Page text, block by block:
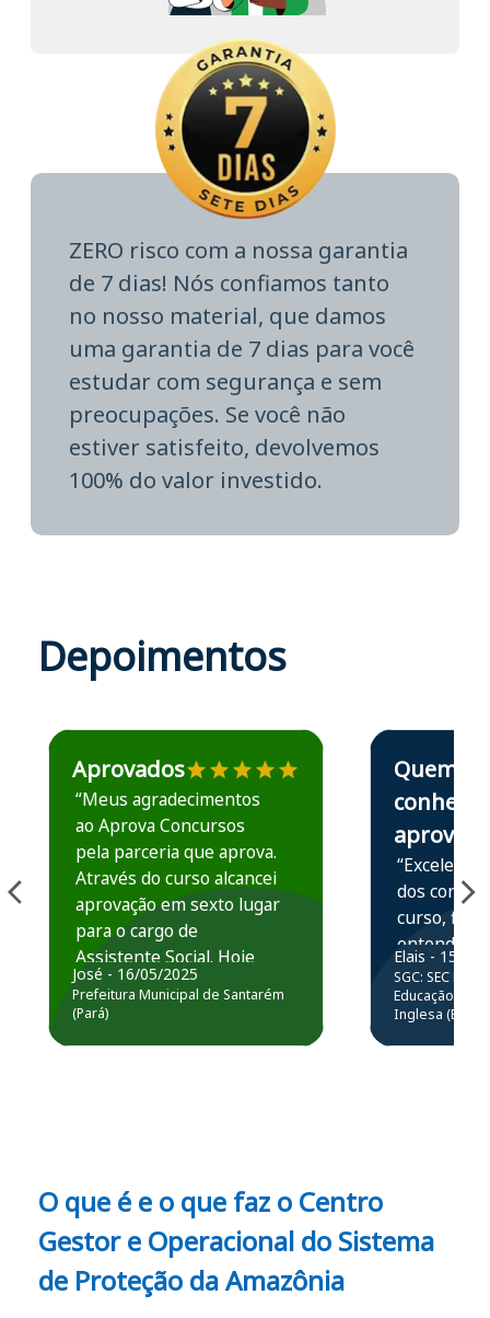
ZERO risco com a nossa garantia
de 7 dias! Nós confiamos tanto
no nosso material, que damos
uma garantia de 7 dias para você
estudar com segurança e sem
preocupações. Se você não
estiver satisfeito, devolvemos
100% do valor investido.
Depoimentos
Estudante José recomenda o Aprova Concursos em
Aprovados
“Meus agradecimentos
ao Aprova Concursos
pela parceria que aprova.
Através do curso alcancei
aprovação em sexto lugar
para o cargo de
Assistente Social. Hoje
estou atuando na
Prefeitura de Santarém.
José - 16/05/2025
Prefeitura Municipal de Santarém
(Pará)
Estudante Elais
Quem
conhece,
aprova
“Excelente
dos
curso,
entender e
prática
resolução
questões.”
Elais - 15/07/
SGC: SEC BA
Educação
Inglesa (Edital
O que é e o que faz o Centro
Gestor e Operacional do Sistema
de Proteção da Amazônia